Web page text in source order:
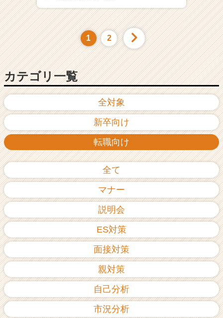
全対象
新卒向け
転職向け
全て
マナー
説明会
ES対策
面接対策
親対策
自己分析
市況分析
1 2
カテゴリ一覧